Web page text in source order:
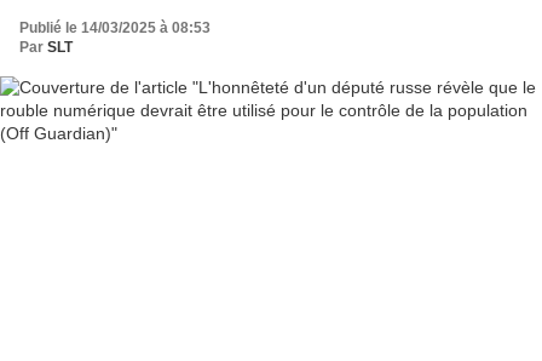
Publié le 14/03/2025 à 08:53
Par SLT